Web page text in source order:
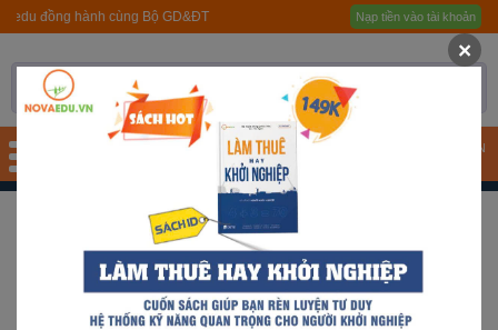
Trang chủ
Giới thiệu
Quy trình hướng nghiệp
Tài liệu
cùng Bộ GD&ĐT Nạp tiền vào tài khoản
TÀI KHOẢN
Tin tức TIN HOẠT ĐỘNG
TIN HOẠT ĐỘNG
×